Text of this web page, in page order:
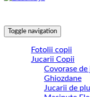
Toggle navigation
Fotolii copii
Jucarii Copii
Covorase de
Ghiozdane
Jucarii de